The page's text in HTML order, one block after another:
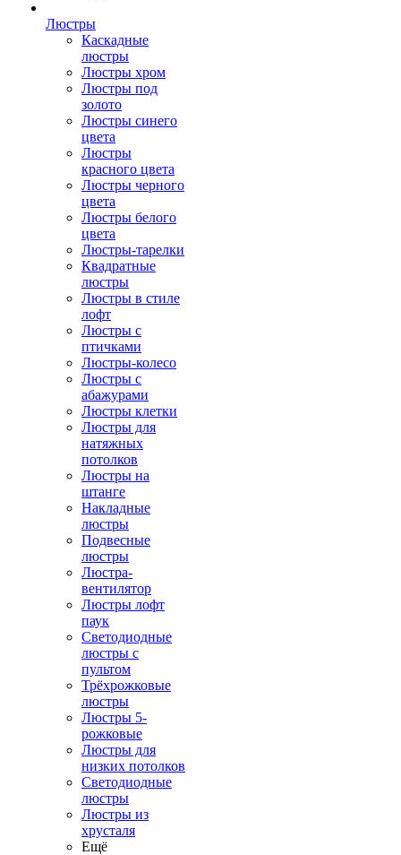
Люстры
Каскадные
люстры
Люстры хром
Люстры под
золото
Люстры синего
цвета
Люстры
красного цвета
Люстры черного
цвета
Люстры белого
цвета
Люстры-тарелки
Квадратные
люстры
Люстры в стиле
лофт
Люстры с
птичками
Люстры-колесо
Люстры с
абажурами
Люстры клетки
Люстры для
натяжных
потолков
Люстры на
штанге
Накладные
люстры
Подвесные
люстры
Люстра-
вентилятор
Люстры лофт
паук
Светодиодные
люстры с
пультом
Трёхрожковые
люстры
Люстры 5-
рожковые
Люстры для
низких потолков
Cветодиодные
люстры
Люстры из
хрусталя
Ещё